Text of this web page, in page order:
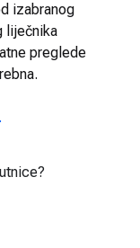
izabranog
liječnika
preglede